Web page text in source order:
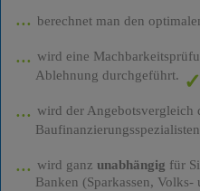
berechnet man den
wird eine
Ablehnung durchgeführt.
wird der Angebotsvergleich
wird ganz unabhängig für
Banken (Sparkassen,